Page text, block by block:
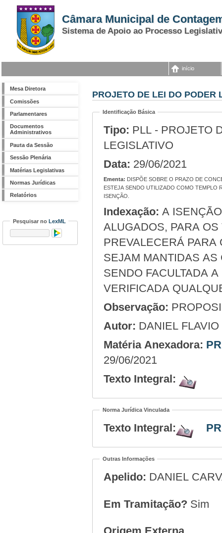
Câmara Municipal de
Sistema de Apoio ao Processo
início
Mesa Diretora
Comissões
Parlamentares
Documentos
Administrativos
Pauta da Sessão
Sessão Plenária
Matérias Legislativas
Normas Jurídicas
Relatórios
Pesquisar no LexML
PROJETO DE LEI DO PODER
Identificação Básica
Tipo: PLL - PROJETO
LEGISLATIVO
Data: 29/06/2021
Ementa:
ESTEJA SENDO UTILIZADO COMO TEMPLO
ISENÇÃO.
Indexação:
ALUGADOS, PARA
PREVALECERÁ
SEJAM MANTIDAS
SENDO FACULTADA
VERIFICADA
Observação:
Autor: DANIEL
Matéria Anexadora:
29/06/2021
Texto Integral:
Norma Jurídica Vinculada
Texto Integral:
Outras Informações
Apelido: DANIEL
Em Tramitação? Sim